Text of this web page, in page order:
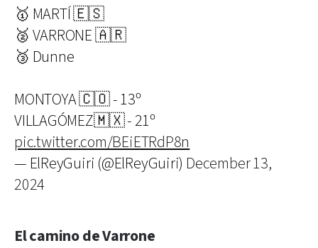
🥇 MARTÍ 🇪🇸
🥈 VARRONE 🇦🇷
🥉 Dunne
MONTOYA 🇨🇴 - 13º
VILLAGÓMEZ🇲🇽 - 21º
pic.twitter.com/BEiETRdP8n
— ElReyGuiri (@ElReyGuiri) December 13,
2024
El camino de Varrone